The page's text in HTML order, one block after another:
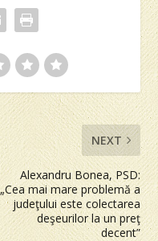
NEXT
Alexandru Bonea, PSD:
„Cea mai mare problemă a
judeţului este colectarea
deşeurilor la un preţ
decent”